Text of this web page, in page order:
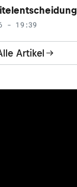
Artikel
- 19:39